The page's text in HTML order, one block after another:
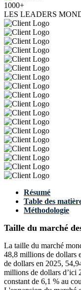
1000+
LES LEADERS
Résumé
Table des
Méthodologie
Taille du marché
La taille du marché
48,8 millions de dollars
de dollars en 2025,
millions de dollars d’ici
constant de 6,1 % au